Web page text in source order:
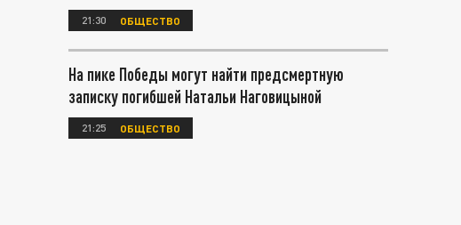
21:30 ОБЩЕСТВО
На пике Победы могут найти предсмертную
записку погибшей Натальи Наговицыной
21:25 ОБЩЕСТВО